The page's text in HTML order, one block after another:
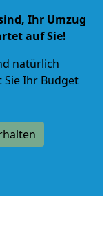
Ihr Umzug
auf Sie!
natürlich
Sie Ihr Budget